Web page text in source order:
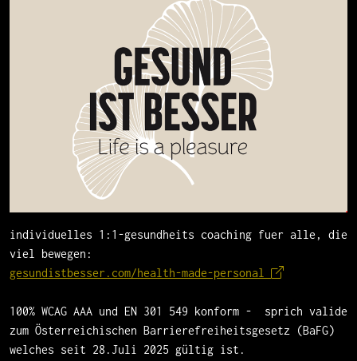
individuelles 1:1-gesundheits coaching fuer alle, die
viel bewegen:
gesundistbesser.com/health-made-personal
100% WCAG AAA und EN 301 549 konform - sprich valide
zum Österreichischen Barrierefreiheitsgesetz (BaFG)
welches seit 28.Juli 2025 gültig ist.